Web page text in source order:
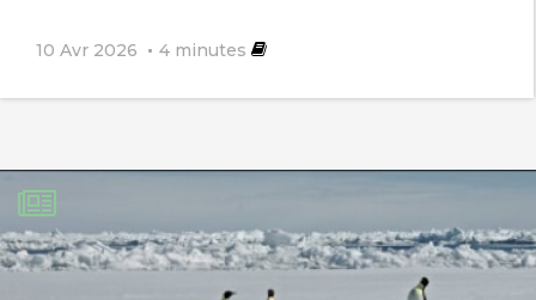
10 Avr 2026 4 minutes